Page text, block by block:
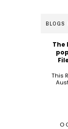
BLOGS
The
This
O